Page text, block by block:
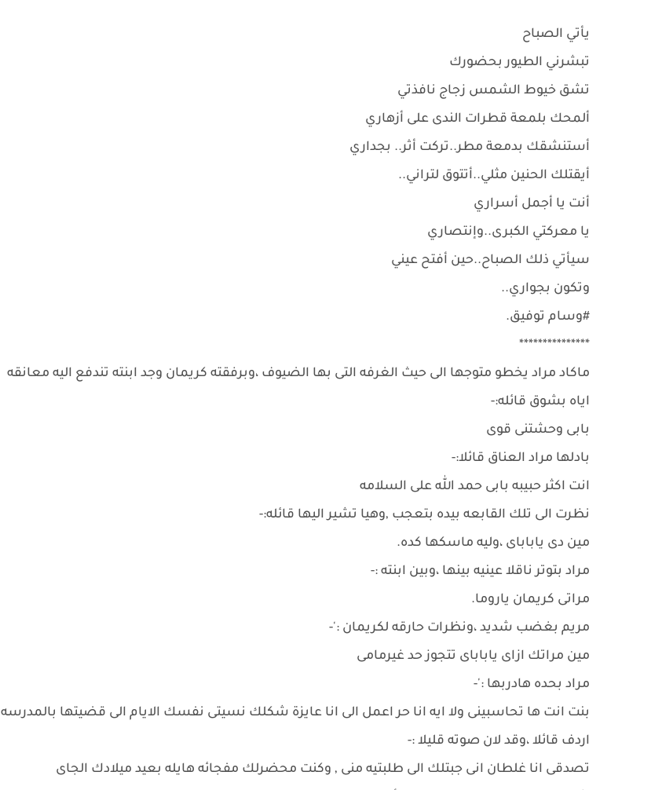
يأتي الصباح
تبشرني الطيور بحضورك
تشق خيوط الشمس زجاج نافذتي
ألمحك بلمعة قطرات الندى على أزهاري
أستنشقك بدمعة مطر..تركت أثر.. بجداري
أيقتلك الحنين مثلي..أتتوق لتراني..
أنت يا أجمل أسراري
يا معركتي الكبرى..وإنتصاري
سيأتي ذلك الصباح..حين أفتح عيني
وتكون بجواري..
#وسام توفيق.
***************
ماكاد مراد يخطو متوجها الى حيث الغرفه التى بها الضيوف ،وبرفقته كريمان وجد ابنته تندفع اليه معانقه
اياه بشوق قائله:-
بابى وحشتنى قوى
بادلها مراد العناق قائلا:-
انت اكثر حبيبه بابى حمد الله على السلامه
نظرت الى تلك القابعه بيده بتعجب ,وهيا تشير اليها قائله:-
مين دى ياباباى ،وليه ماسكها كده.
مراد بتوتر ناقلا عينيه بينها ،وبين ابنته :-
مراتى كريمان ياروما.
مريم بغضب شديد ،ونظرات حارقه لكريمان :'-
مين مراتك ازاى ياباباى تتجوز حد غيرمامى
مراد بحده هادربها :'-
بنت انت ها تحاسبينى ولا ايه انا حر اعمل الى انا عايزة شكلك نسيتى نفسك الايام الى قضيتها بالمدرسه
اردف قائلا ،وقد لان صوته قليلا :-
تصدقى انا غلطان انى جبتلك الى طلبتيه منى , وكنت محضرلك مفجائه هايله بعيد ميلادك الجاى